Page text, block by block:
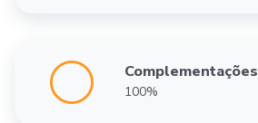
Complementações
100%